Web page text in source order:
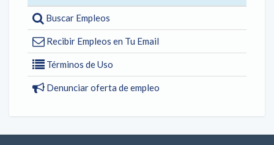
Buscar Empleos
Recibir Empleos en Tu Email
Términos de Uso
Denunciar oferta de empleo